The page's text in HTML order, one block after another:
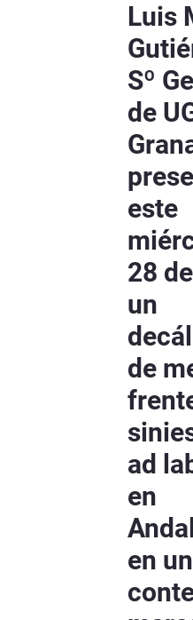
Luis
Sº
de
este
28
un
de
ad
en
en un